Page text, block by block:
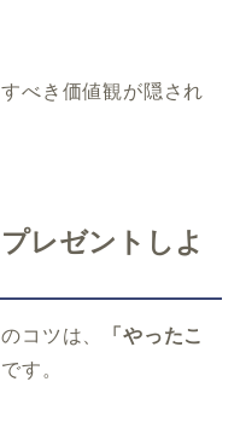
べき価値観が隠され
レゼントしよ
コツは、
「やったこ
す。